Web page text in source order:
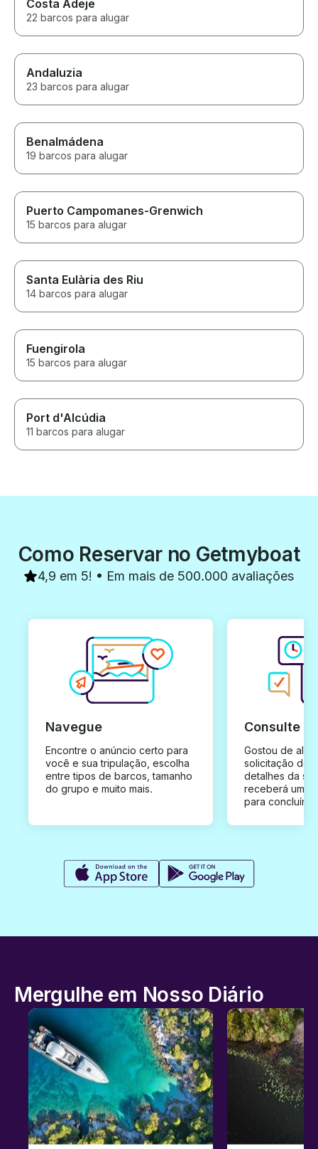
Costa Adeje
22 barcos para alugar
Andaluzia
23 barcos para alugar
Benalmádena
19 barcos para alugar
Puerto Campomanes-Grenwich
15 barcos para alugar
Santa Eulària des Riu
14 barcos para alugar
Fuengirola
15 barcos para alugar
Port d'Alcúdia
11 barcos para alugar
Como Reservar no Getmyboat
4,9 em 5! • Em mais de 500.000 avaliações
Navegue
Encontre o anúncio certo para
você e sua tripulação, escolha
entre tipos de barcos, tamanho
do grupo e muito mais.
Consulte e
Gostou de
solicitação de
detalhes da
receberá uma
para concluír a
Mergulhe em Nosso Diário